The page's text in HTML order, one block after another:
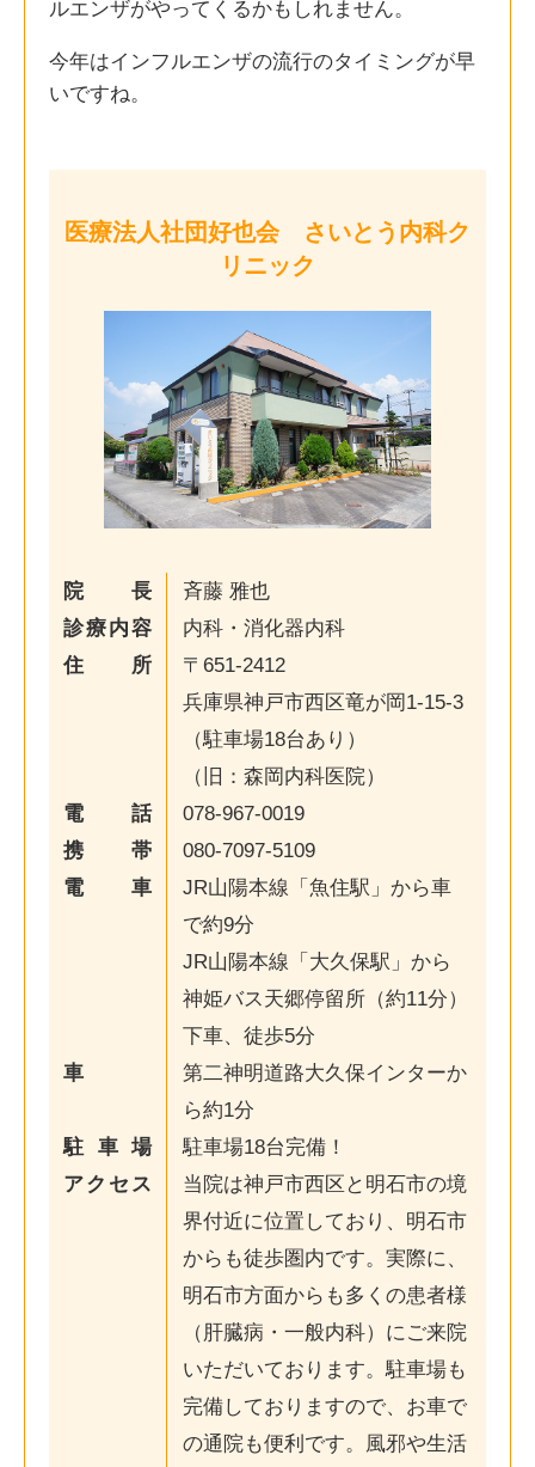
ルエンザがやってくるかもしれません。
今年はインフルエンザの流行のタイミングが早
いですね。
医療法人社団好也会 さいとう内科ク
リニック
院長
斉藤 雅也
診療内容
内科・消化器内科
住所
〒651-2412
兵庫県神戸市西区竜が岡1-15-3
（駐車場18台あり）
（旧：森岡内科医院）
電話
078-967-0019
携帯
080-7097-5109
電車
JR山陽本線「魚住駅」から車
で約9分
JR山陽本線「大久保駅」から
神姫バス天郷停留所（約11分）
下車、徒歩5分
車
第二神明道路大久保インターか
ら約1分
駐車場
駐車場18台完備！
アクセス
当院は神戸市西区と明石市の境
界付近に位置しており、明石市
からも徒歩圏内です。実際に、
明石市方面からも多くの患者様
（肝臓病・一般内科）にご来院
いただいております。駐車場も
完備しておりますので、お車で
の通院も便利です。風邪や生活